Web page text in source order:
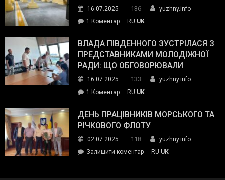
спільний
окупанти.
Маємо
діяти
команда
пожежу
у
16.07.2025 136
yuzhny.info
1 Коментардо
Південного
провів
інспекцію
укриття
RU UK
ВЛАДА ПІВДЕННОГО ЗУСТРІЛАСЯ З
ПРЕДСТАВНИКАМИ МОЛОДІЖНОЇ
РАДИ: ЩО ОБГОВОРЮВАЛИ
16.07.2025 133
yuzhny.info
1 Коментардо
Південного
зустрілася
представниками
молодіжної
RU UK
ДЕНЬ ПРАЦІВНИКІВ МОРСЬКОГО ТА
РІЧКОВОГО ФЛОТУ
02.07.2025 118
yuzhny.info
Залишити коментарon
RU UK